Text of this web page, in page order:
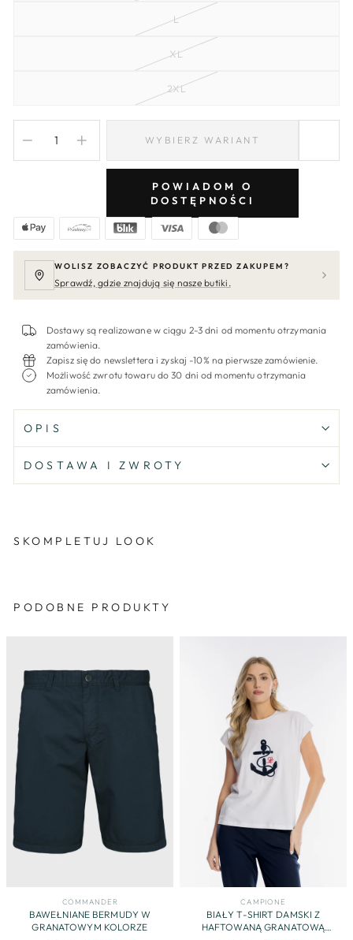
L
XL
2XL
WYBIERZ WARIANT
POWIADOM O
DOSTĘPNOŚCI
WOLISZ ZOBACZYĆ PRODUKT PRZED ZAKUPEM?
Sprawdź, gdzie znajdują się nasze butiki.
Dostawy są realizowane w ciągu 2-3 dni od momentu otrzymania
zamówienia.
Zapisz się do newslettera i zyskaj -10% na pierwsze zamówienie.
Możliwość zwrotu towaru do 30 dni od momentu otrzymania
zamówienia.
OPIS
DOSTAWA I ZWROTY
SKOMPLETUJ LOOK
PODOBNE PRODUKTY
COMMANDER
BAWEŁNIANE BERMUDY W
GRANATOWYM KOLORZE
CAMPIONE
BIAŁY T-SHIRT DAMSKI Z
HAFTOWANĄ GRANATOWĄ